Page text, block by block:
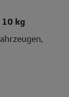
kg